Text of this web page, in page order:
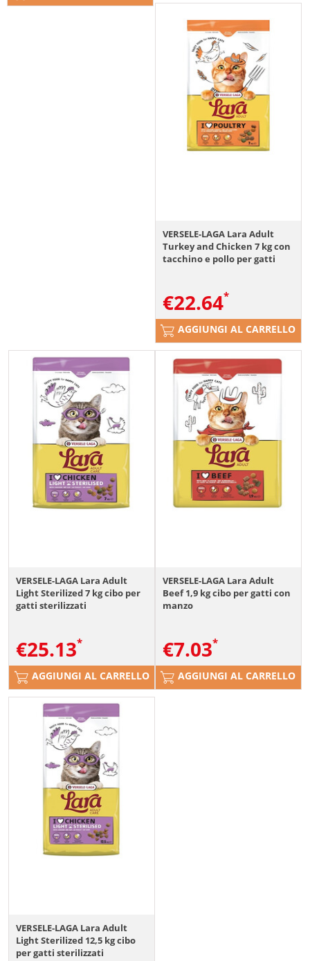
VERSELE-LAGA Lara Adult
Turkey and Chicken 7 kg con
tacchino e pollo per gatti
€22.64
AGGIUNGI AL CARRELLO
VERSELE-LAGA Lara Adult
Light Sterilized 7 kg cibo per
gatti sterilizzati
€25.13
AGGIUNGI AL CARRELLO
VERSELE-LAGA Lara Adult
Beef 1,9 kg cibo per gatti con
manzo
€7.03
AGGIUNGI AL CARRELLO
VERSELE-LAGA Lara Adult
Light Sterilized 12,5 kg cibo
per gatti sterilizzati